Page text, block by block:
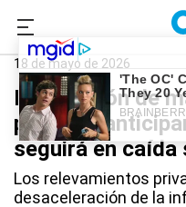
0221.com.ar
18 de mayo de 2026
La inflación de
privadas
seguirá en caída
Los relevamientos
desaceleración de la